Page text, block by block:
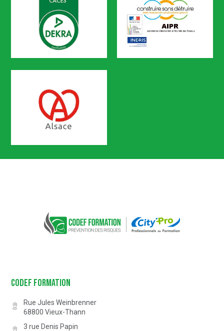
CACES AIPR
Certification n° 5619
Partenaire Marque Alsace
Codef Formation
Rue Jules Weinbrenner
68800 Vieux-Thann
3 rue Denis Papin